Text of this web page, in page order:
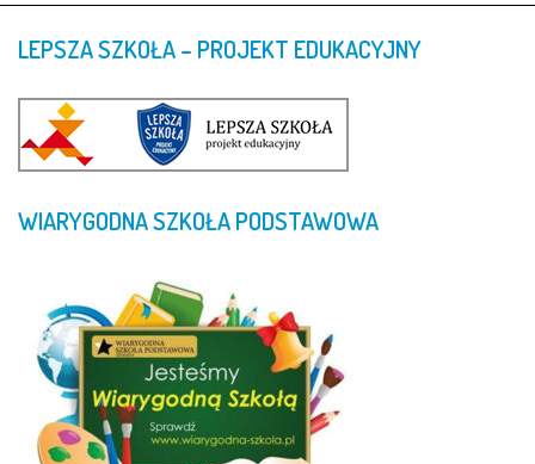
LEPSZASZKOŁA– PROJEKT EDUKACYJNY
WIARYGODNASZKOŁAPODSTAWOWA